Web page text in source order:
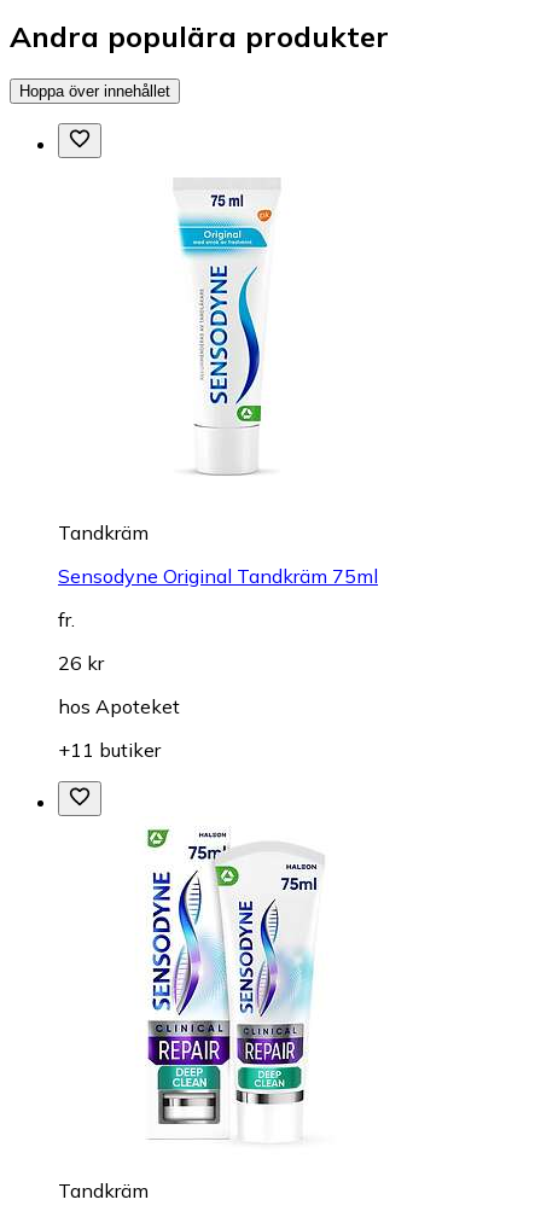
Andra populära produkter
Hoppa över innehållet
Tandkräm
Sensodyne Original Tandkräm 75ml
fr.
26 kr
hos Apoteket
+11 butiker
Tandkräm